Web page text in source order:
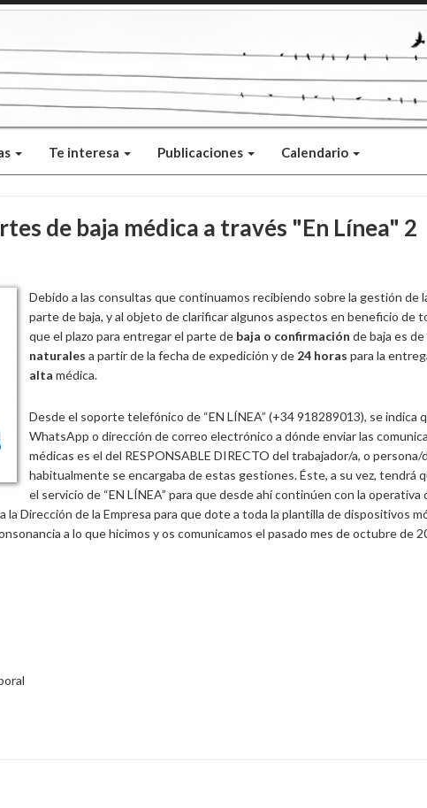
Te interesa Publicaciones Calendario
de baja médica a través "En Línea" 2
Debido a las consultas que continuamos recibiendo sobre la gestión de
parte de baja, y al objeto de clarificar algunos aspectos en beneficio de
que el plazo para entregar el parte de baja o confirmación de baja es de
naturales a partir de la fecha de expedición y de 24 horas para la
alta médica.
Desde el soporte telefónico de “EN LÍNEA” (+34 918289013), se indica
WhatsApp o dirección de correo electrónico a dónde enviar las
médicas es el del RESPONSABLE DIRECTO del trabajador/a, o
habitualmente se encargaba de estas gestiones. Éste, a su vez, tendrá
el servicio de “EN LÍNEA” para que desde ahí continúen con la operativa
la Dirección de la Empresa para que dote a toda la plantilla de dispositivos
a lo que hicimos y os comunicamos el pasado mes de octubre de